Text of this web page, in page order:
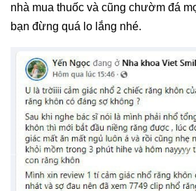
nhà mua thuốc và cũng chườm đá
bạn đừng quá lo lắng nhé.